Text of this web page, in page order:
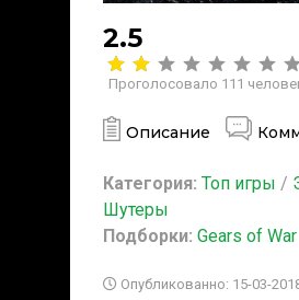
2.5
Проголосовало 111
Описание
Категория: Топ игры /
Шутеры
Подборки: Gears of War
Опубликованно: 15-03-